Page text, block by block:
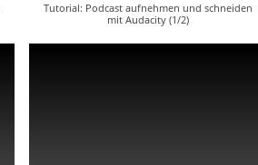
Tutorial: Podcast aufnehmen und schneiden
mit Audacity (1/2)